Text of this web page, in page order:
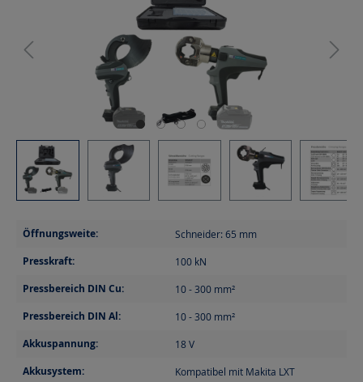
Öffnungsweite: Schneider: 65 mm
Presskraft: 100 kN
Pressbereich DIN Cu: 10 - 300 mm²
Pressbereich DIN Al: 10 - 300 mm²
Akkuspannung: 18 V
Akkusystem: Kompatibel mit Makita LXT